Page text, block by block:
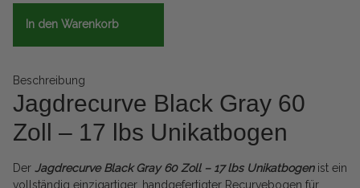
In den Warenkorb
Beschreibung
Jagdrecurve Black Gray 60
Zoll – 17 lbs Unikatbogen
Der Jagdrecurve Black Gray 60 Zoll – 17 lbs Unikatbogenist ein
vollständig einzigartiger, handgefertigter Recurvebogen für